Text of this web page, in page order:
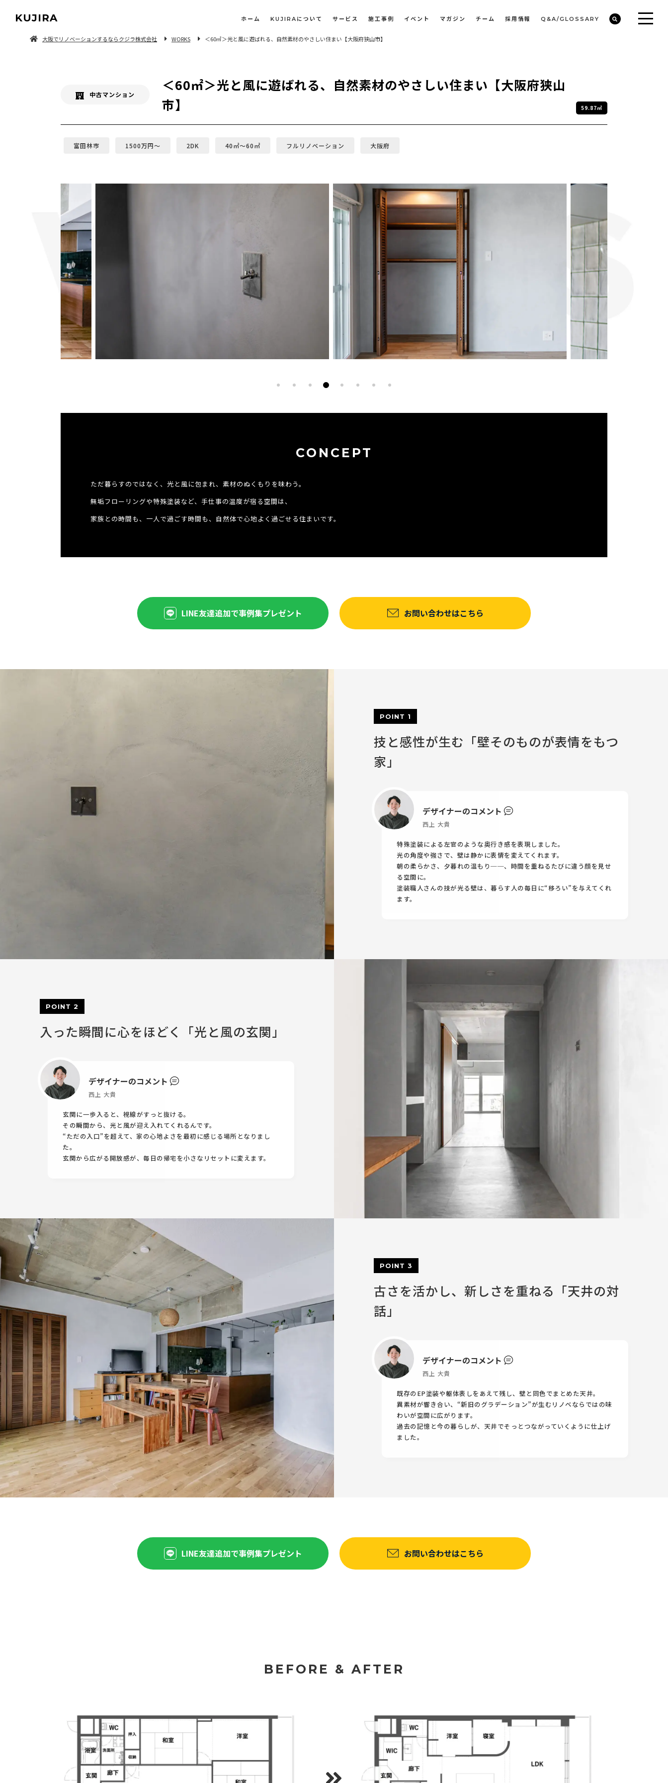
KUJIRA ホーム KUJIRAについて サービス 施工事例 イベント マガジン チーム 採用情報 Q&A/GLOSSARY
大阪でリノベーションするならクジラ株式会社 WORKS ＜60㎡＞光と風に遊ばれる、自然素材のやさしい住まい【大阪府狭山市】
中古マンション
＜60㎡＞光と風に遊ばれる、自然素材のやさしい住まい【大阪府狭山
市】
59.87㎡
富田林市 1500万円〜 2DK 40㎡〜60㎡ フルリノベーション 大阪府
CONCEPT
ただ暮らすのではなく、光と風に包まれ、素材のぬくもりを味わう。
無垢フローリングや特殊塗装など、手仕事の温度が宿る空間は、
家族との時間も、一人で過ごす時間も、自然体で心地よく過ごせる住まいです。
LINE友達追加で事例集プレゼント お問い合わせはこちら
POINT 1
技と感性が生む「壁そのものが表情をもつ
家」
デザイナーのコメント
西上 大貴
特殊塗装による左官のような奥行き感を表現しました。
光の角度や強さで、壁は静かに表情を変えてくれます。
朝の柔らかさ、夕暮れの温もり──、時間を重ねるたびに違う顔を見せ
る空間に。
塗装職人さんの技が光る壁は、暮らす人の毎日に“移ろい”を与えてくれ
ます。
POINT 2
入った瞬間に心をほどく「光と風の玄関」
デザイナーのコメント
西上 大貴
玄関に一歩入ると、視線がすっと抜ける。
その瞬間から、光と風が迎え入れてくれるんです。
“ただの入口”を超えて、家の心地よさを最初に感じる場所となりまし
た。
玄関から広がる開放感が、毎日の帰宅を小さなリセットに変えます。
POINT 3
古さを活かし、新しさを重ねる「天井の対
話」
デザイナーのコメント
西上 大貴
既存のEP塗装や躯体表しをあえて残し、壁と同色でまとめた天井。
異素材が響き合い、“新旧のグラデーション”が生むリノベならではの味
わいが空間に広がります。
過去の記憶と今の暮らしが、天井でそっとつながっていくように仕上げ
ました。
LINE友達追加で事例集プレゼント お問い合わせはこちら
BEFORE & AFTER